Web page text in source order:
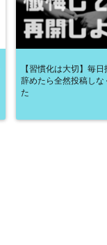
【習慣化は大切】毎
辞めたら全然投稿しな
た